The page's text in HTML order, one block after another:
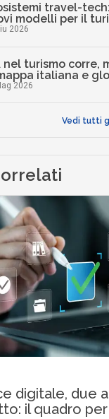
travel-
modelli per il
2026
nel turismo corre,
italiana e
2026
Vedi tutti
digitale, due
il quadro